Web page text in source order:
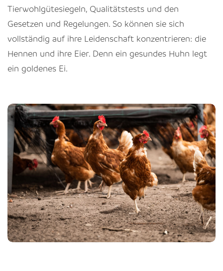
Tierwohlgütesiegeln, Qualitätstests und den
Gesetzen und Regelungen. So können sie sich
vollständig auf ihre Leidenschaft konzentrieren: die
Hennen und ihre Eier. Denn ein gesundes Huhn legt
ein goldenes Ei.